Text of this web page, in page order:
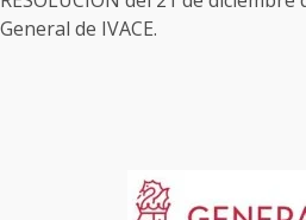
General de IVACE.